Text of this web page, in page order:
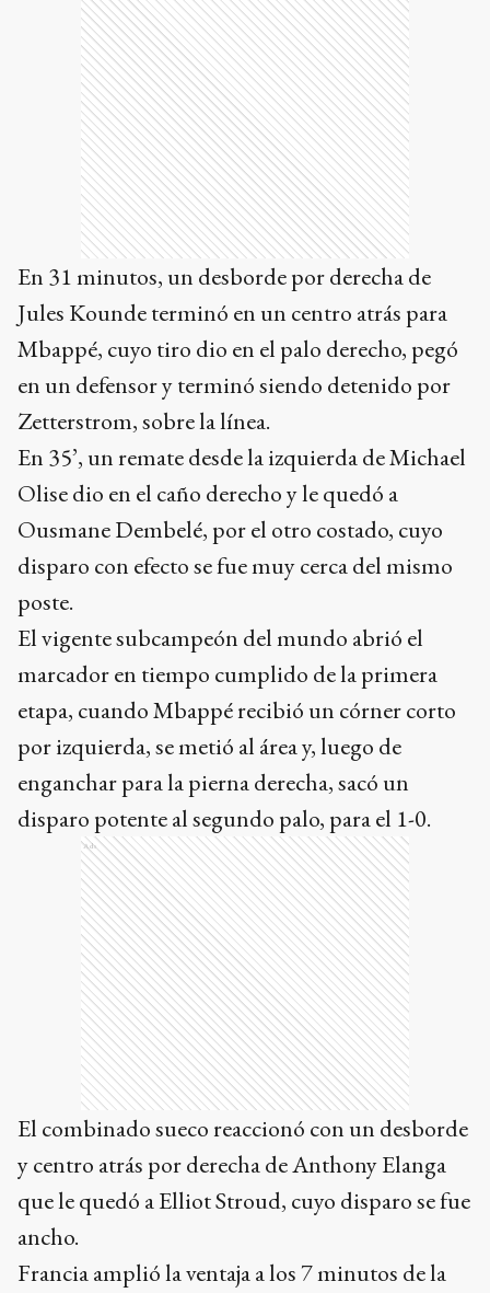
En 31 minutos, un desborde por derecha de
Jules Kounde terminó en un centro atrás para
Mbappé, cuyo tiro dio en el palo derecho, pegó
en un defensor y terminó siendo detenido por
Zetterstrom, sobre la línea.
En 35’, un remate desde la izquierda de Michael
Olise dio en el caño derecho y le quedó a
Ousmane Dembelé, por el otro costado, cuyo
disparo con efecto se fue muy cerca del mismo
poste.
El vigente subcampeón del mundo abrió el
marcador en tiempo cumplido de la primera
etapa, cuando Mbappé recibió un córner corto
por izquierda, se metió al área y, luego de
enganchar para la pierna derecha, sacó un
disparo potente al segundo palo, para el 1-0.
Ads
El combinado sueco reaccionó con un desborde
y centro atrás por derecha de Anthony Elanga
que le quedó a Elliot Stroud, cuyo disparo se fue
ancho.
Francia amplió la ventaja a los 7 minutos de la